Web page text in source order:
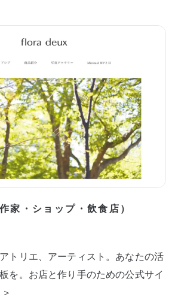
家・ショップ・飲食店）
トリエ、アーティスト。あなたの活
を。お店と作り手のための公式サイ